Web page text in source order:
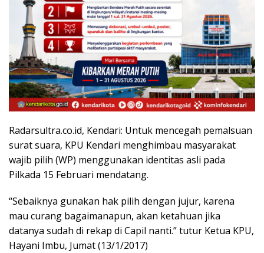
Radarsultra.co.id, Kendari: Untuk mencegah pemalsuan
surat suara, KPU Kendari menghimbau masyarakat
wajib pilih (WP) menggunakan identitas asli pada
Pilkada 15 Februari mendatang.
“Sebaiknya gunakan hak pilih dengan jujur, karena
mau curang bagaimanapun, akan ketahuan jika
datanya sudah di rekap di Capil nanti.” tutur Ketua KPU,
Hayani Imbu, Jumat (13/1/2017)